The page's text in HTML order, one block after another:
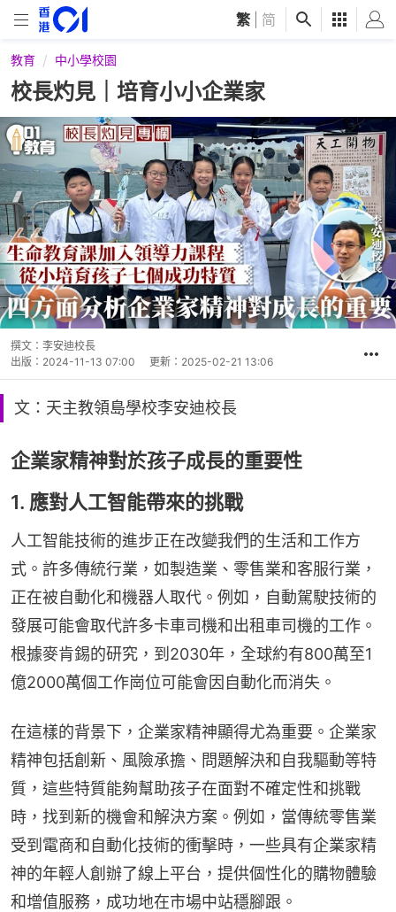
繁 简
教育 中小學校園
校長灼見｜培育小小企業家
撰文： 李安迪校長
出版： 2024-11-13 07:00 更新： 2025-02-21 13:06
文：天主教領島學校李安迪校長
企業家精神對於孩子成長的重要性
1. 應對人工智能帶來的挑戰
人工智能技術的進步正在改變我們的生活和工作方
式。許多傳統行業，如製造業、零售業和客服行業，
正在被自動化和機器人取代。例如，自動駕駛技術的
發展可能會取代許多卡車司機和出租車司機的工作。
根據麥肯錫的研究，到2030年，全球約有800萬至1
億2000萬個工作崗位可能會因自動化而消失。
在這樣的背景下，企業家精神顯得尤為重要。企業家
精神包括創新、風險承擔、問題解決和自我驅動等特
質，這些特質能夠幫助孩子在面對不確定性和挑戰
時，找到新的機會和解決方案。例如，當傳統零售業
受到電商和自動化技術的衝擊時，一些具有企業家精
神的年輕人創辦了線上平台，提供個性化的購物體驗
和增值服務，成功地在市場中站穩腳跟。